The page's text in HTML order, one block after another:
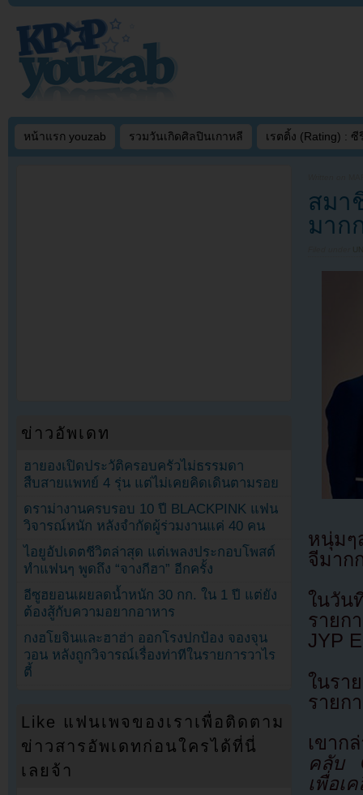
หน้าแรก youzab รวมวันเกิดศิลปินเกาหลี เรตติ้ง (Rating) : ซี
สมา
มาก
หนุ่มๆ
จีมาก
ในวั
รายก
JYP
ในรา
รายก
เขาก
คลับ
เพื่อเ
ข่าวอัพเดท
ฮายองเปิดประวัติครอบครัวไม่ธรรมดา
สืบสายแพทย์ 4 รุ่น แต่ไม่เคยคิดเดินตามรอย
ดราม่างานครบรอบ 10 ปี BLACKPINK แฟน
วิจารณ์หนัก หลังจำกัดผู้ร่วมงานแค่ 40 คน
ไอยูอัปเดตชีวิตล่าสุด แต่เพลงประกอบโพสต์
ทำแฟนๆ พูดถึง “จางกีฮา” อีกครั้ง
อีซูฮยอนเผยลดน้ำหนัก 30 กก. ใน 1 ปี แต่ยัง
ต้องสู้กับความอยากอาหาร
กงฮโยจินและฮาฮ่า ออกโรงปกป้อง จองจุน
วอน หลังถูกวิจารณ์เรื่องท่าทีในรายการวาไร
ตี้
Like แฟนเพจของเราเพื่อติดตาม
ข่าวสารอัพเดทก่อนใครได้ที่นี่
เลยจ้า